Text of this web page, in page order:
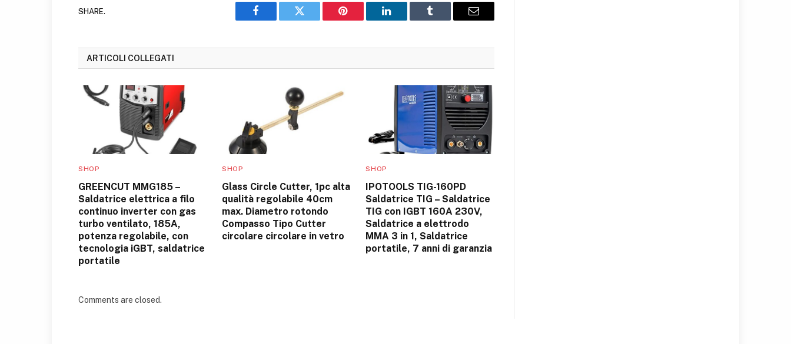
SHARE.
Facebook Twitter Pinterest LinkedIn Tumblr Email
ARTICOLI COLLEGATI
SHOP
GREENCUT MMG185 –
Saldatrice elettrica a filo
continuo inverter con gas
turbo ventilato, 185A,
potenza regolabile, con
tecnologia iGBT, saldatrice
portatile
SHOP
Glass Circle Cutter, 1pc alta
qualità regolabile 40cm
max. Diametro rotondo
Compasso Tipo Cutter
circolare circolare in vetro
SHOP
IPOTOOLS TIG-160PD
Saldatrice TIG – Saldatrice
TIG con IGBT 160A 230V,
Saldatrice a elettrodo
MMA 3 in 1, Saldatrice
portatile, 7 anni di garanzia
Comments are closed.